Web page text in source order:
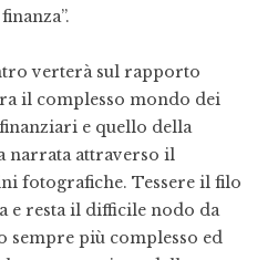
verterà sul rapporto
il complesso mondo dei
e quello della
narrata attraverso il
fotografiche. Tessere il filo
e resta il difficile nodo da
sempre più complesso ed